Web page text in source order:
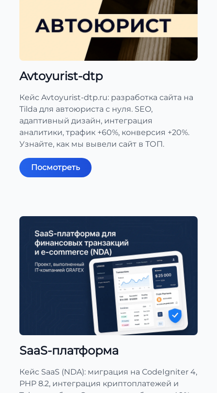
Avtoyurist-dtp
Кейс Avtoyurist-dtp.ru: разработка сайта на
Tilda для автоюриста с нуля. SEO,
адаптивный дизайн, интеграция
аналитики, трафик +60%, конверсия +20%.
Узнайте, как мы вывели сайт в ТОП.
Посмотреть
SaaS-платформа
Кейс SaaS (NDA): миграция на CodeIgniter 4,
PHP 8.2, интеграция криптоплатежей и